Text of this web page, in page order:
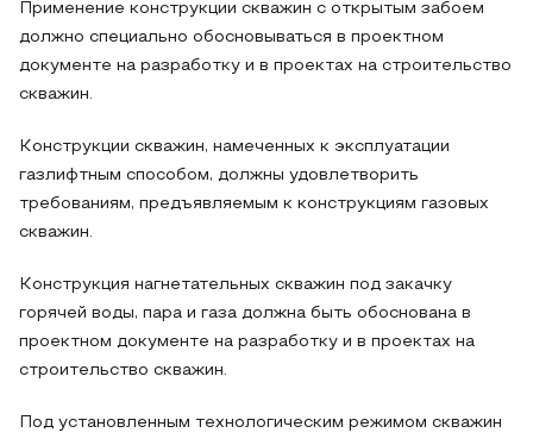
Применение конструкции скважин с открытым забоем
должно специально обосновываться в проектном
документе на разработку и в проектах на строительство
скважин.
Конструкции скважин, намеченных к эксплуатации
газлифтным способом, должны удовлетворить
требованиям, предъявляемым к конструкциям газовых
скважин.
Конструкция нагнетательных скважин под закачку
горячей воды, пара и газа должна быть обоснована в
проектном документе на разработку и в проектах на
строительство скважин.
Под установленным технологическим режимом скважин